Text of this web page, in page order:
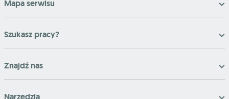
Mapa serwisu
Szukasz pracy?
Znajdź nas
Narzędzia